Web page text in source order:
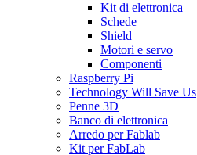
Kit di elettronica
Schede
Shield
Motori e servo
Componenti
Raspberry Pi
Technology Will Save Us
Penne 3D
Banco di elettronica
Arredo per Fablab
Kit per FabLab